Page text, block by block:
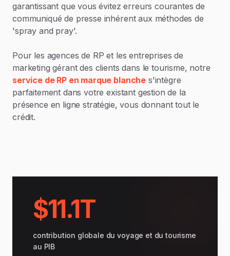
garantissant que vous évitez erreurs courantes de
communiqué de presse inhérent aux méthodes de
'spray and pray'.
Pour les agences de RP et les entreprises de
marketing gérant des clients dans le tourisme, notre
service de RP en marque blanche s'intègre
parfaitement dans votre existant gestion de la
présence en ligne stratégie, vous donnant tout le
crédit.
$11.1T
contribution globale du voyage et du tourisme
au PIB